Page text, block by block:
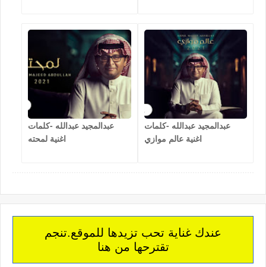
عبدالمجيد عبدالله -كلمات
اغنية لمحته
عبدالمجيد عبدالله -كلمات
اغنية عالم موازي
عندك غناية تحب تزيدها للموقع.تنجم
تقترحها من هنا